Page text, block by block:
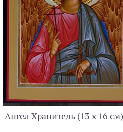
Ангел Хранитель (13 х 16 см)